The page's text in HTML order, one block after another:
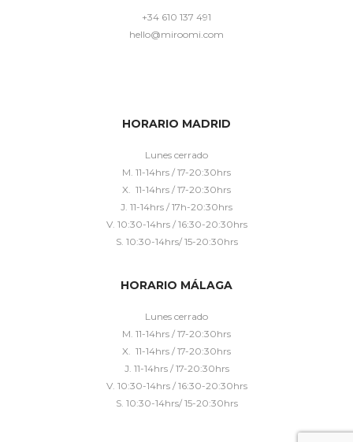
+34 610 137 491
hello@miroomi.com
HORARIO MADRID
Lunes cerrado
M. 11-14hrs / 17-20:30hrs
X. 11-14hrs / 17-20:30hrs
J. 11-14hrs / 17h-20:30hrs
V. 10:30-14hrs / 16:30-20:30hrs
S. 10:30-14hrs/ 15-20:30hrs
HORARIO MÁLAGA
Lunes cerrado
M. 11-14hrs / 17-20:30hrs
X. 11-14hrs / 17-20:30hrs
J. 11-14hrs / 17-20:30hrs
V. 10:30-14hrs / 16:30-20:30hrs
S. 10:30-14hrs/ 15-20:30hrs